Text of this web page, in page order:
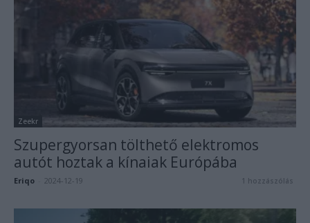
Zeekr
Szupergyorsan tölthető elektromos
autót hoztak a kínaiak Európába
Eriqo 2024-12-19 1 hozzászólás